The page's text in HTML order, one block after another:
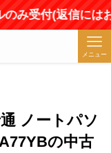
み受付(返信にはお
メニュー
ノートパソ
の中古